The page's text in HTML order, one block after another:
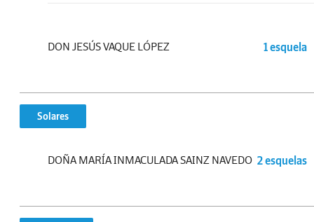
DON JESÚS VAQUE LÓPEZ 1 esquela
Solares
DOÑA MARÍA INMACULADA SAINZ NAVEDO 2 esquelas